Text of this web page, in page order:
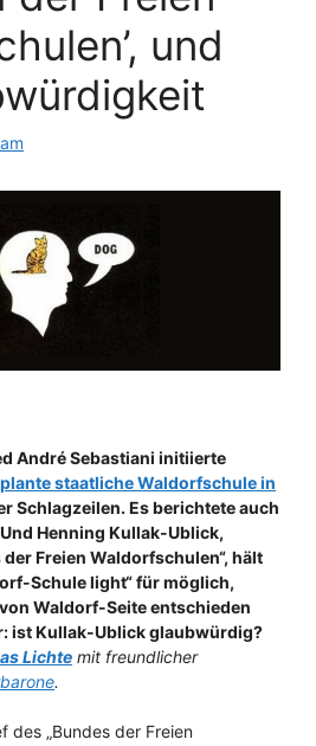
und
André Sebastiani initiierte
staatliche Waldorfschule in
Schlagzeilen. Es berichtete auch
Henning Kullak-Ublick,
Freien Waldorfschulen“, hält
Schule light“ für möglich,
Waldorf-Seite entschieden
ist Kullak-Ublick glaubwürdig?
Lichte mit freundlicher
.
des „Bundes der Freien